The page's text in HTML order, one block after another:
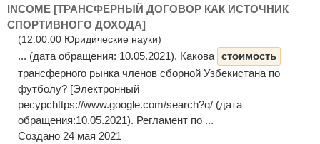
INCOME [ТРАНСФЕРНЫЙ ДОГОВОР КАК ИСТОЧНИК
СПОРТИВНОГО ДОХОДА]
(12.00.00 Юридические науки)
... (дата обращения: 10.05.2021). Какова стоимость
трансферного рынка членов сборной Узбекистана по
футболу? [Электронный
ресурсhttps://www.google.com/search?q/ (дата
обращения:10.05.2021). Регламент по ...
Создано 24 мая 2021